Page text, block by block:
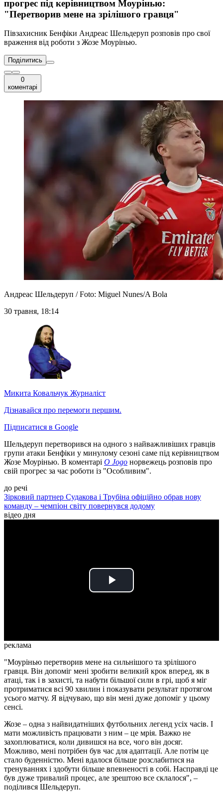
прогрес під керівництвом Моурінью:
"Перетворив мене на зрілішого гравця"
Півзахисник Бенфіки Андреас Шельдеруп розповів про свої
враження від роботи з Жозе Моурінью.
Поділитись
0
коментарі
Андреас Шельдеруп / Foto: Miguel Nunes/A Bola
30 травня, 18:14
Микита Ковальчук Журналіст
Дізнавайся про перемоги першим.
Підписатися в Google
Шельдеруп перетворився на одного з найважливіших гравців
групи атаки Бенфіки у минулому сезоні саме під керівництвом
Жозе Моурінью. В коментарі O Jogo норвежець розповів про
свій прогрес за час роботи із "Особливим".
до речі
Зірковий партнер Судакова і Трубіна офіційно обрав нову
команду – чемпіон світу повернувся додому
відео дня
Play
реклама
"Моурінью перетворив мене на сильнішого та зрілішого
гравця. Він допоміг мені зробити великий крок вперед, як в
атаці, так і в захисті, та набути більшої сили в грі, щоб я міг
протриматися всі 90 хвилин і показувати результат протягом
усього матчу. Я відчуваю, що він мені дуже допоміг у цьому
сенсі.
Жозе – одна з найвидатніших футбольних легенд усіх часів. І
мати можливість працювати з ним – це мрія. Важко не
захоплюватися, коли дивишся на все, чого він досяг.
Можливо, мені потрібен був час для адаптації. Але потім це
стало буденністю. Мені вдалося більше розслабитися на
тренуваннях і здобути більше впевненості в собі. Насправді це
був дуже тривалий процес, але зрештою все склалося", –
поділився Шельдеруп.